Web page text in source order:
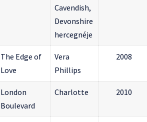
Cavendish,
Devonshire
hercegnéje
The Edge of
Love
Vera
Phillips
2008
London
Boulevard
Charlotte 2010